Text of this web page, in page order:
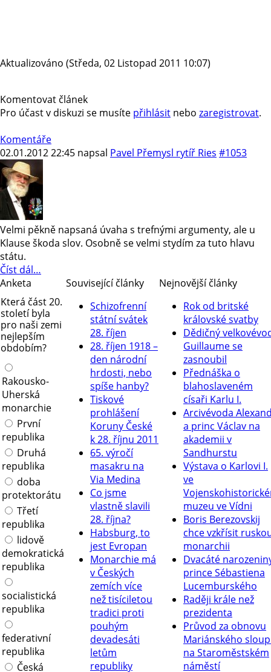
Aktualizováno (Středa, 02 Listopad 2011 10:07)
Komentovat článek
Pro účast v diskuzi se musíte přihlásit nebo zaregistrovat.
Komentáře
02.01.2012 22:45 napsal Pavel Přemysl rytíř Ries #1053
Velmi pěkně napsaná úvaha s trefnými argumenty, ale u
Klause škoda slov. Osobně se velmi stydím za tuto hlavu
státu.
Číst dál…
Anketa
Která část 20.
století byla
pro naši zemi
nejlepším
obdobím?
Rakousko-
Uherská
monarchie
První
republika
Druhá
republika
doba
protektorátu
Třetí
republika
lidově
demokratická
republika
socialistická
republika
federativní
republika
Česká
Související články
Schizofrenní
státní svátek
28. říjen
28. říjen 1918 –
den národní
hrdosti, nebo
spíše hanby?
Tiskové
prohlášení
Koruny České
k 28. říjnu 2011
65. výročí
masakru na
Via Medina
Co jsme
vlastně slavili
28. října?
Habsburg, to
jest Evropan
Monarchie má
v Českých
zemích více
než tisíciletou
tradici proti
pouhým
devadesáti
letům
republiky
Nejnovější články
Rok od britské
královské svatby
Dědičný
Guillaume se
zasnoubil
Přednáška o
blahoslaveném
císaři Karlu I.
Arcivévoda
a princ Václav na
akademii v
Sandhurstu
Výstava o Karlovi I.
ve
muzeu ve Vídni
Boris Berezovskij
chce vzkřísit
monarchii
Dvacáté
prince Sébastiena
Lucemburského
Raději krále než
prezidenta
Průvod za obnovu
Mariánského
na Staroměstském
náměstí